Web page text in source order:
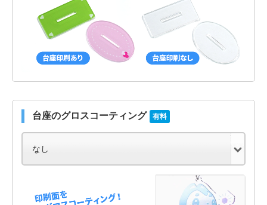
台座のグロスコーティング 有料